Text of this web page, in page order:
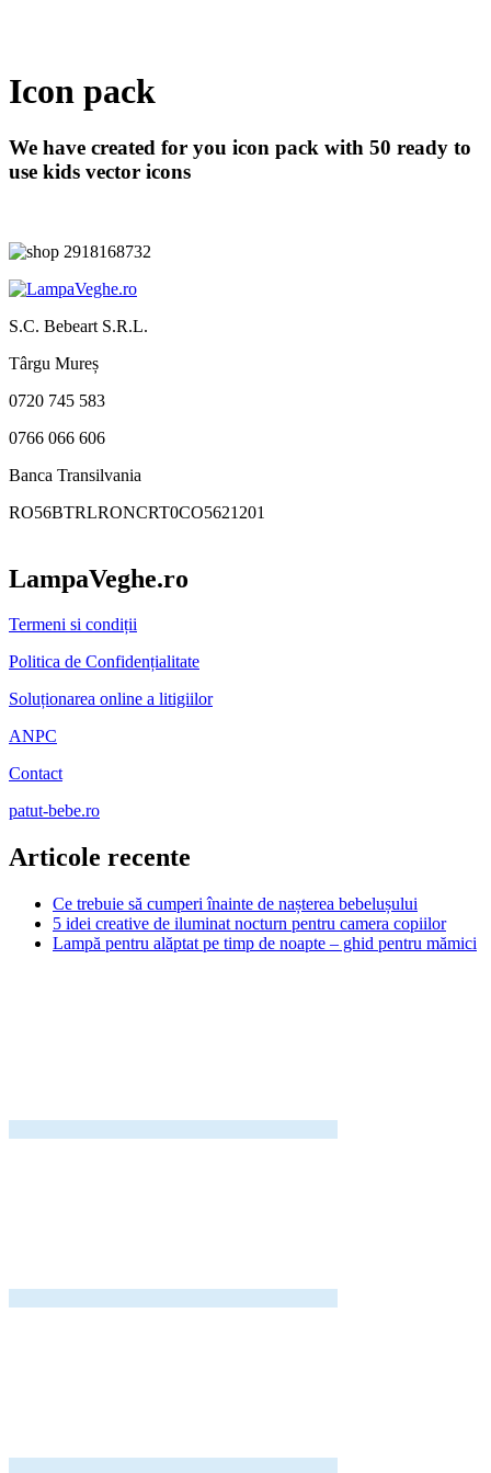
Icon pack
We have created for you icon pack with 50 ready to
use kids vector icons
S.C. Bebeart S.R.L.
Târgu Mureș
0720 745 583
0766 066 606
Banca Transilvania
RO56BTRLRONCRT0CO5621201
LampaVeghe.ro
Termeni si condiții
Politica de Confidențialitate
Soluționarea online a litigiilor
ANPC
Contact
patut-bebe.ro
Articole recente
Ce trebuie să cumperi înainte de nașterea bebelușului
5 idei creative de iluminat nocturn pentru camera copiilor
Lampă pentru alăptat pe timp de noapte – ghid pentru mămici